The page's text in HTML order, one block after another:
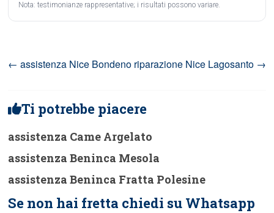
Nota: testimonianze rappresentative; i risultati possono variare.
← assistenza Nice Bondeno riparazione Nice Lagosanto →
Ti potrebbe piacere
assistenza Came Argelato
assistenza Beninca Mesola
assistenza Beninca Fratta Polesine
Se non hai fretta chiedi su Whatsapp